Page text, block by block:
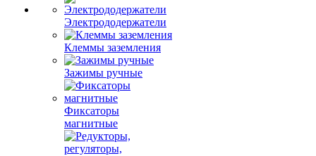
Электрододержатели
Клеммы заземления
Зажимы ручные
Фиксаторы
магнитные